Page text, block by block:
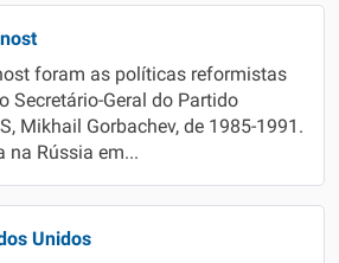
foram as políticas reformistas
Secretário-Geral do Partido
Mikhail Gorbachev, de 1985-1991.
na Rússia em...
Unidos